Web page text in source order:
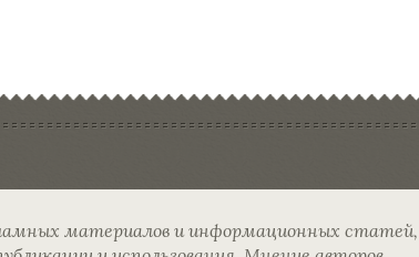
материалов и информационных статей,